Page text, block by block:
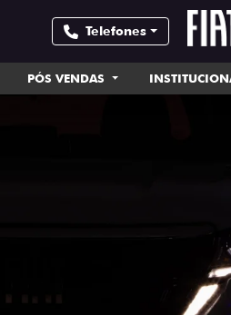
Telefones
PÓS VENDAS